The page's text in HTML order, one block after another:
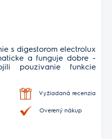
s digestorom electrolux
a funguje dobre -
pouzivanie funkcie
Vyžiadaná recenzia
Overený nákup